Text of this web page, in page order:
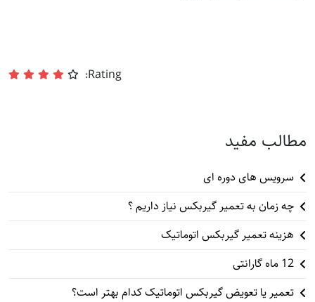
Rating:
مطالب مفید
سرویس های دوره ای
چه زمان به تعمیر گیربکس نیاز داریم ؟
هزینه تعمیر گیربکس اتوماتیک
12 ماه گارانتی
تعمیر یا تعویض گیربکس اتوماتیک کدام بهتر است؟